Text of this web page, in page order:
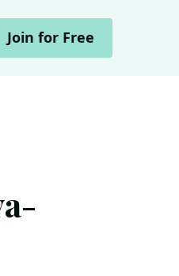
Join for Free